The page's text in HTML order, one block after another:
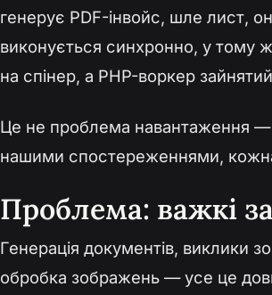
генерує PDF-інвойс, шле лист,
виконується синхронно, у тому
на спінер, а PHP-воркер
Це не проблема навантаження —
нашими спостереженнями, кожна
Проблема: важкі
Генерація документів, виклики
обробка зображень — усе це